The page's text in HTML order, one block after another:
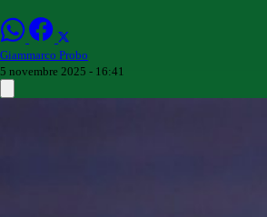
Giammarco Probo
5 novembre 2025 - 16:41